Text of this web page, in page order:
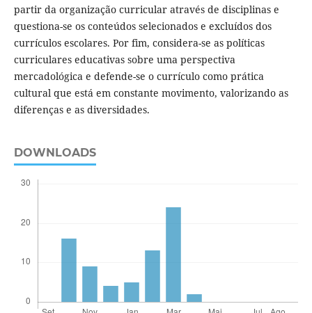
partir da organização curricular através de disciplinas e
questiona-se os conteúdos selecionados e excluídos dos
currículos escolares. Por fim, considera-se as políticas
curriculares educativas sobre uma perspectiva
mercadológica e defende-se o currículo como prática
cultural que está em constante movimento, valorizando as
diferenças e as diversidades.
DOWNLOADS